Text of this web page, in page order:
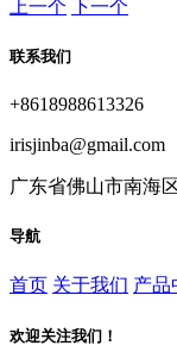
上一个 下一个
联系我们
+8618988613326
irisjinba@gmail.com
广东省佛山市南海
导航
首页 关于我们 产品
欢迎关注我们！